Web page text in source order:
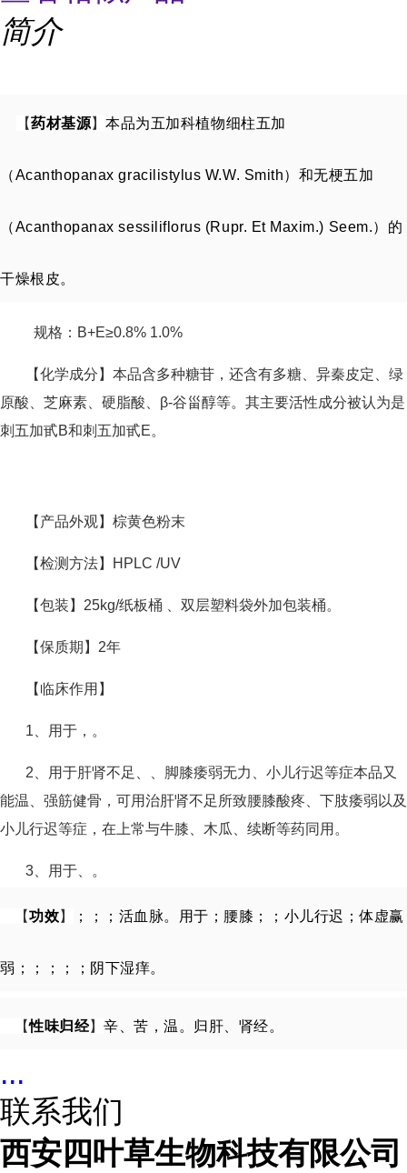
简介
【药材基源】本品为五加科植物细柱五加
（Acanthopanax gracilistylus W.W. Smith）和无梗五加
（Acanthopanax sessiliflorus (Rupr. Et Maxim.) Seem.）的
干燥根皮。
规格：B+E≥0.8% 1.0%
【化学成分】本品含多种糖苷，还含有多糖、异秦皮定、绿
原酸、芝麻素、硬脂酸、β-谷甾醇等。其主要活性成分被认为是
刺五加甙B和刺五加甙E。
【产品外观】棕黄色粉末
【检测方法】HPLC /UV
【包装】25kg/纸板桶 、双层塑料袋外加包装桶。
【保质期】2年
【 临床作用 】
1、用于，。
2、用于肝肾不足、、脚膝痿弱无力、小儿行迟等症本品又
能温、强筋健骨，可用治肝肾不足所致腰膝酸疼、下肢痿弱以及
小儿行迟等症，在上常与牛膝、木瓜、续断等药同用。
3、用于、。
【功效】 ；；；活血脉。用于；腰膝；；小儿行迟；体虚赢
弱；；；；；阴下湿痒。
【性味归经】辛、苦，温。归肝、肾经。
...
联系我们
西安四叶草生物科技有限公司